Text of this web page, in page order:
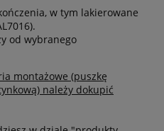
w tym lakierowane
od wybranego
montażowe (puszkę
należy dokupić